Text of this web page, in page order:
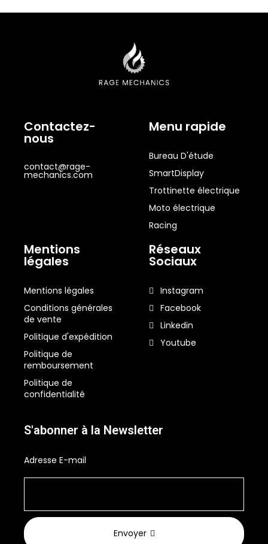
Contactez-
nous
contact@rage-
mechanics.com
Menu rapide
Bureau D'étude
SmartDisplay
Trottinette électrique
Moto électrique
Racing
Mentions
légales
Mentions légales
Conditions générales
de vente
Politique d'expédition
Politique de
remboursement
Politique de
confidentialité
Réseaux
Sociaux
Instagram
Facebook
Linkedin
Youtube
S'abonner à la Newsletter
Adresse E-mail
Envoyer